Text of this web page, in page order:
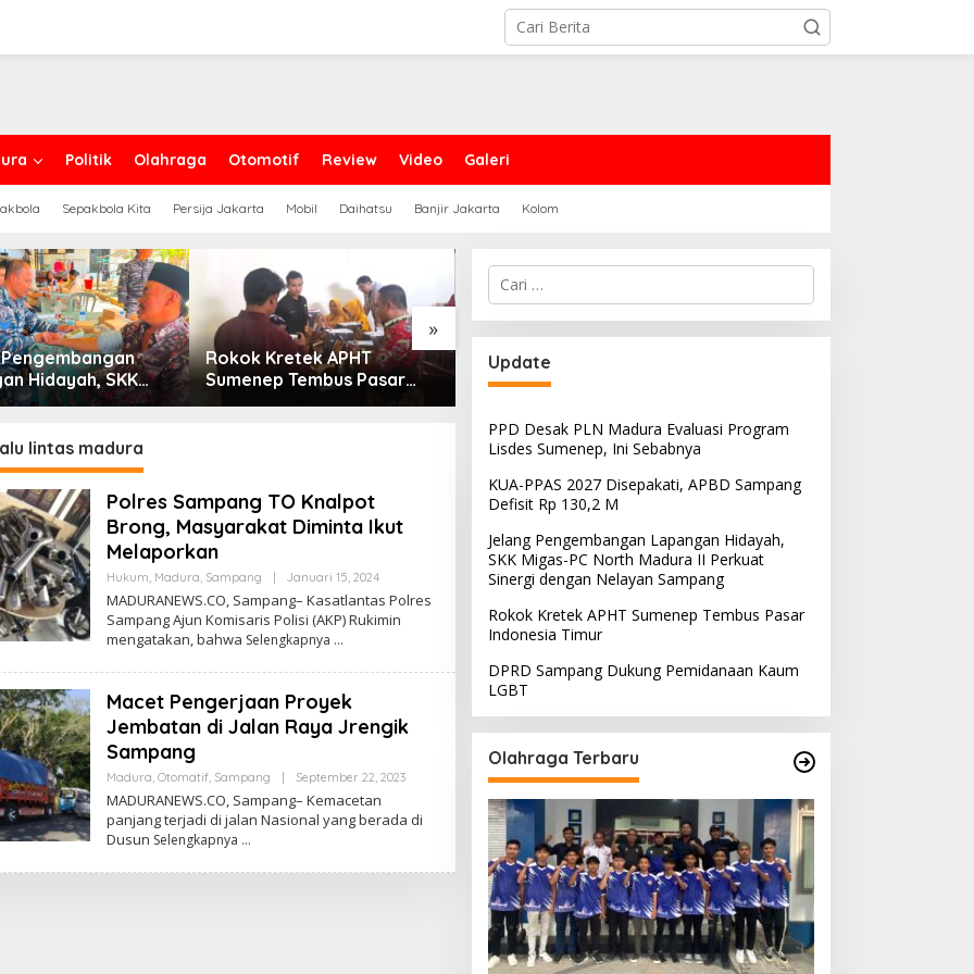
Politik Olahraga Otomotif Review Video Galeri
Sepakbola Kita Persija Jakarta Mobil Daihatsu Banjir Jakarta Kolom
»
Hidayah, SKK
North Madura II
Sampang
Rokok Kretek APHT
Sumenep Tembus Pasar
Indonesia Timur
DPRD Sampang Dukung
Pemidanaan Kaum LGBT
lintas madura
Polres Sampang TO Knalpot
Brong, Masyarakat Diminta Ikut
Melaporkan
Hukum, Madura, Sampang Januari 15, 2024Oleh
MADURANEWS.CO, Sampang– Kasatlantas Polres
Sampang Ajun Komisaris Polisi (AKP) Rukimin
mengatakan, bahwa Selengkapnya
Macet Pengerjaan Proyek
Jembatan di Jalan Raya Jrengik
Sampang
Madura, Otomatif, Sampang September 22, 2023Oleh
MADURANEWS.CO, Sampang– Kemacetan
panjang terjadi di jalan Nasional yang berada di
Dusun Selengkapnya
Cari
untuk:
Update
PPD Desak PLN Madura Evaluasi Program
Lisdes Sumenep, Ini Sebabnya
KUA-PPAS 2027 Disepakati, APBD Sampang
Defisit Rp 130,2 M
Jelang Pengembangan Lapangan Hidayah,
SKK Migas-PC North Madura II Perkuat
Sinergi dengan Nelayan Sampang
Rokok Kretek APHT Sumenep Tembus Pasar
Indonesia Timur
DPRD Sampang Dukung Pemidanaan Kaum
LGBT
Olahraga Terbaru